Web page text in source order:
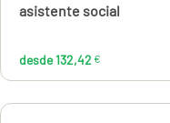
asistente social
desde 132,42 €